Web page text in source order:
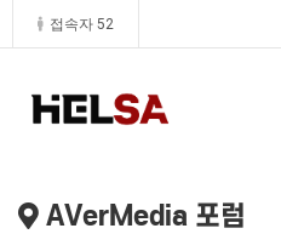
접속자 52
AVerMedia 포럼